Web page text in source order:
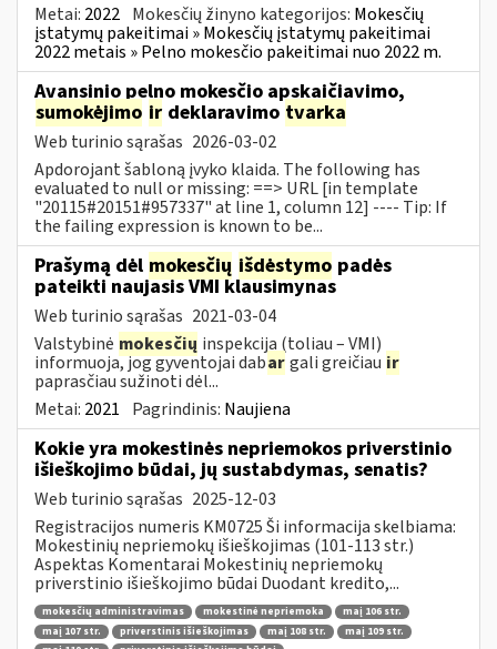
Metai: 2022 Mokesčių žinyno kategorijos: Mokesčių
įstatymų pakeitimai » Mokesčių įstatymų pakeitimai
2022 metais » Pelno mokesčio pakeitimai nuo 2022 m.
Avansinio pelno mokesčio apskaičiavimo,
sumokėjimo ir deklaravimo tvarka
Web turinio sąrašas 2026-03-02
Apdorojant šabloną įvyko klaida. The following has
evaluated to null or missing: ==> URL [in template
"20115#20151#957337" at line 1, column 12] ---- Tip: If
the failing expression is known to be...
Prašymą dėl mokesčių išdėstymo padės
pateikti naujasis VMI klausimynas
Web turinio sąrašas 2021-03-04
Valstybinė mokesčių inspekcija (toliau – VMI)
informuoja, jog gyventojai dabargali greičiau ir
paprasčiau sužinoti dėl...
Metai: 2021 Pagrindinis: Naujiena
Kokie yra mokestinės nepriemokos priverstinio
išieškojimo būdai, jų sustabdymas, senatis?
Web turinio sąrašas 2025-12-03
Registracijos numeris KM0725 Ši informacija skelbiama:
Mokestinių nepriemokų išieškojimas (101-113 str.)
Aspektas Komentarai Mokestinių nepriemokų
priverstinio išieškojimo būdai Duodant kredito,...
mokesčių administravimas mokestinė nepriemoka
maį 106 str.
maį 107 str.
priverstinis išieškojimas maį 108 str.
maį 109 str.